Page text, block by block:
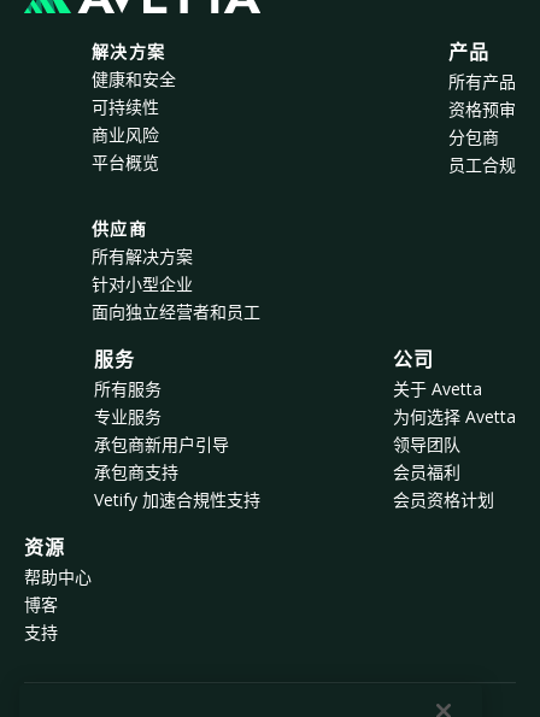
解决方案
健康和安全
可持续性
商业风险
平台概览
供应商
所有解决方案
针对小型企业
面向独立经营者和员工
产品
所有产品
资格预审
分包商
员工合规
服务
所有服务
专业服务
承包商新用户引导
承包商支持
Vetify 加速合規性支持
公司
关于 Avetta
为何选择 Avetta
领导团队
会员福利
会员资格计划
资源
帮助中心
博客
支持